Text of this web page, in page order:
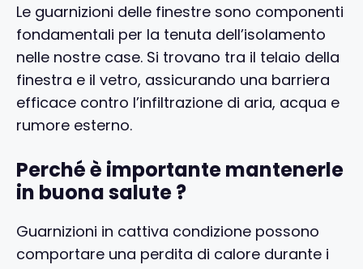
Le guarnizioni delle finestre sono componenti
fondamentali per la tenuta dell’isolamento
nelle nostre case. Si trovano tra il telaio della
finestra e il vetro, assicurando una barriera
efficace contro l’infiltrazione di aria, acqua e
rumore esterno.
Perché è importante mantenerle
in buona salute ?
Guarnizioni in cattiva condizione possono
comportare una perdita di calore durante i